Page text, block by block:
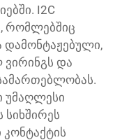
I2C
რომლებშიც
დამონტაჟებული,
და
უმაღლესი